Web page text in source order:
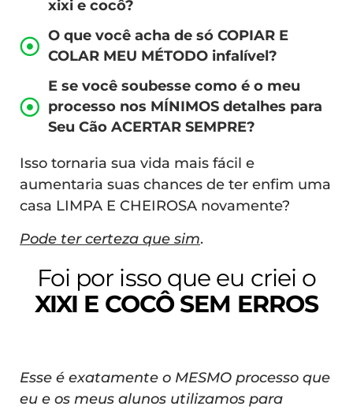
xixi e cocô?
O que você acha de só COPIAR E
COLAR MEU MÉTODO infalível?
E se você soubesse como é o meu
processo nos MÍNIMOS detalhes para
Seu Cão ACERTAR SEMPRE?
Isso tornaria sua vida mais fácil e
aumentaria suas chances de ter enfim uma
casa LIMPA E CHEIROSA novamente?
Pode ter certeza que sim.
Foi por isso que eu criei o
XIXI E COCÔ SEM ERROS
Esse é exatamente o MESMO processo que
eu e os meus alunos utilizamos para